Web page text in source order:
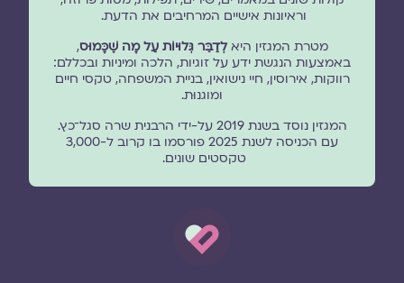
וראיונות אישיים המרחיבים את הדעת.
מטרת המגזין היאלְדַבֵּר גְּלוּיוֹת עַל מָה שֶׁכָּמוּס,
באמצעות הנגשת ידע על זוגיות, הלכה ומיניות ובכללם:
רווקות, אירוסין, חיי נישואין, בניית המשפחה, טקסי חיים
ומוגנוּת.
המגזין נוסד בשנת 2019 על-ידי הרבנית שרה סגל־כץ.
עם הכניסה לשנת 2025 פורסמו בו קרוב ל-3,000
טקסטים שונים.